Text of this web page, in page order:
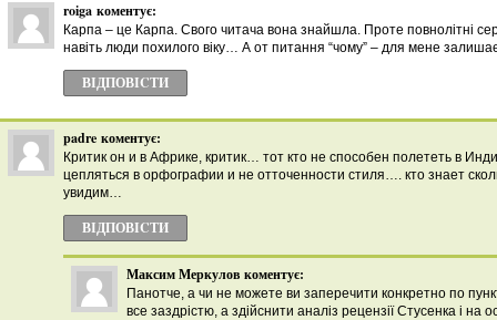
roiga коментує:
Карпа – це Карпа. Свого читача вона знайшла. Проте повнолітні
навіть люди похилого віку… А от питання “чому” – для мене
ВІДПОВІCТИ
padre коментує:
Критик он и в Африке, критик… тот кто не способен полететь в
цепляться в орфографии и не отточенности стиля…. кто знает
увидим…
ВІДПОВІCТИ
Максим Меркулов коментує:
Панотче, а чи не можете ви заперечити конкретно по
все заздрістю, а здійснити аналіз рецензії Стусенка і на